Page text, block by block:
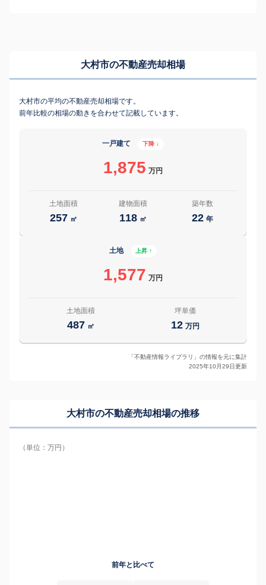
大村市の不動産売却相場
大村市の平均の不動産売却相場です。
前年比較の相場の動きを合わせて記載しています。
一戸建て 下降 ↓
1,875 万円
土地面積
257 ㎡
建物面積
118 ㎡
築年数
22 年
土地 上昇 ↑
1,577 万円
土地面積
487 ㎡
坪単価
12 万円
「不動産情報ライブラリ」の情報を元に集計
2025年10月29日更新
大村市の不動産売却相場の推移
（単位：万円）
前年と比べて